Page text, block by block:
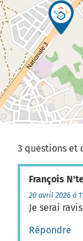
3 questions et
François
20 avril 2026 à
Je serai
Répondre